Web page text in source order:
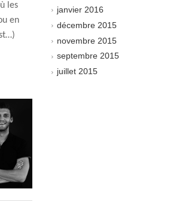
les
en
janvier 2016
décembre 2015
novembre 2015
septembre 2015
juillet 2015